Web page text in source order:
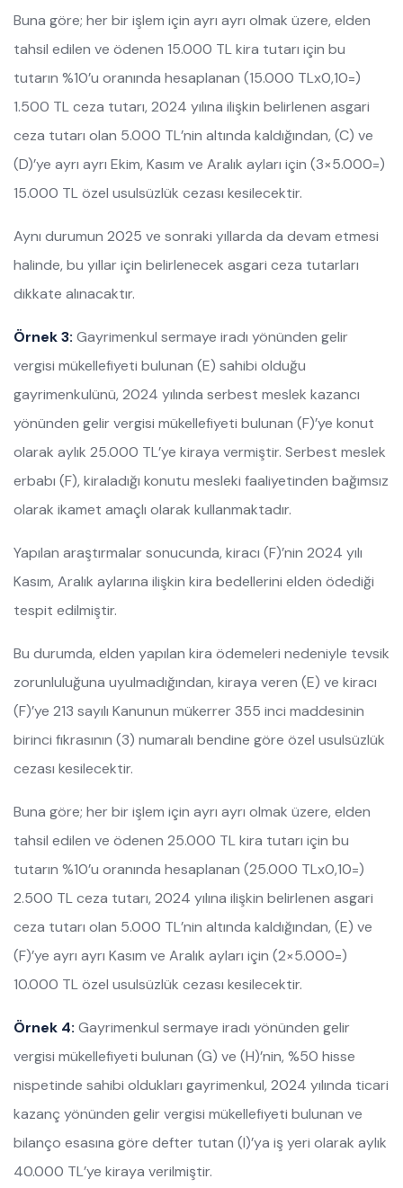
Buna göre; her bir işlem için ayrı ayrı olmak üzere, elden
tahsil edilen ve ödenen 15.000 TL kira tutarı için bu
tutarın %10’u oranında hesaplanan (15.000 TLx0,10=)
1.500 TL ceza tutarı, 2024 yılına ilişkin belirlenen asgari
ceza tutarı olan 5.000 TL’nin altında kaldığından, (C) ve
(D)’ye ayrı ayrı Ekim, Kasım ve Aralık ayları için (3×5.000=)
15.000 TL özel usulsüzlük cezası kesilecektir.
Aynı durumun 2025 ve sonraki yıllarda da devam etmesi
halinde, bu yıllar için belirlenecek asgari ceza tutarları
dikkate alınacaktır.
Örnek 3: Gayrimenkul sermaye iradı yönünden gelir
vergisi mükellefiyeti bulunan (E) sahibi olduğu
gayrimenkulünü, 2024 yılında serbest meslek kazancı
yönünden gelir vergisi mükellefiyeti bulunan (F)’ye konut
olarak aylık 25.000 TL’ye kiraya vermiştir. Serbest meslek
erbabı (F), kiraladığı konutu mesleki faaliyetinden bağımsız
olarak ikamet amaçlı olarak kullanmaktadır.
Yapılan araştırmalar sonucunda, kiracı (F)’nin 2024 yılı
Kasım, Aralık aylarına ilişkin kira bedellerini elden ödediği
tespit edilmiştir.
Bu durumda, elden yapılan kira ödemeleri nedeniyle tevsik
zorunluluğuna uyulmadığından, kiraya veren (E) ve kiracı
(F)’ye 213 sayılı Kanunun mükerrer 355 inci maddesinin
birinci fıkrasının (3) numaralı bendine göre özel usulsüzlük
cezası kesilecektir.
Buna göre; her bir işlem için ayrı ayrı olmak üzere, elden
tahsil edilen ve ödenen 25.000 TL kira tutarı için bu
tutarın %10’u oranında hesaplanan (25.000 TLx0,10=)
2.500 TL ceza tutarı, 2024 yılına ilişkin belirlenen asgari
ceza tutarı olan 5.000 TL’nin altında kaldığından, (E) ve
(F)’ye ayrı ayrı Kasım ve Aralık ayları için (2×5.000=)
10.000 TL özel usulsüzlük cezası kesilecektir.
Örnek 4: Gayrimenkul sermaye iradı yönünden gelir
vergisi mükellefiyeti bulunan (G) ve (H)’nin, %50 hisse
nispetinde sahibi oldukları gayrimenkul, 2024 yılında ticari
kazanç yönünden gelir vergisi mükellefiyeti bulunan ve
bilanço esasına göre defter tutan (I)’ya iş yeri olarak aylık
40.000 TL’ye kiraya verilmiştir.